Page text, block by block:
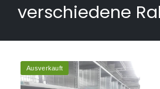
verschiedene
Ausverkauft